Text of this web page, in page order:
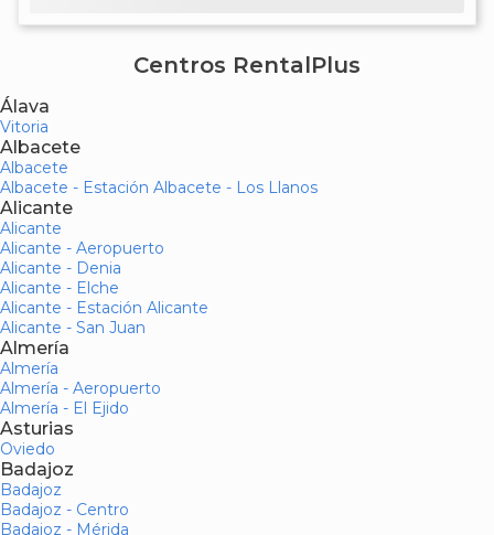
Centros RentalPlus
Álava
Vitoria
Albacete
Albacete
Albacete - Estación Albacete - Los Llanos
Alicante
Alicante
Alicante - Aeropuerto
Alicante - Denia
Alicante - Elche
Alicante - Estación Alicante
Alicante - San Juan
Almería
Almería
Almería - Aeropuerto
Almería - El Ejido
Asturias
Oviedo
Badajoz
Badajoz
Badajoz - Centro
Badajoz - Mérida